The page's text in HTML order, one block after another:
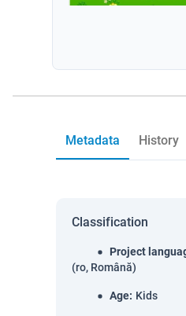
Metadata History
Classification
Project
(ro, Română)
Age: Kids